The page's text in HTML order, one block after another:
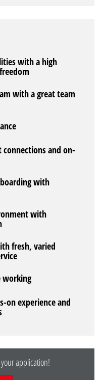
with a high
with a great team
and on-
with
with
fresh, varied
working
on experience and
application!